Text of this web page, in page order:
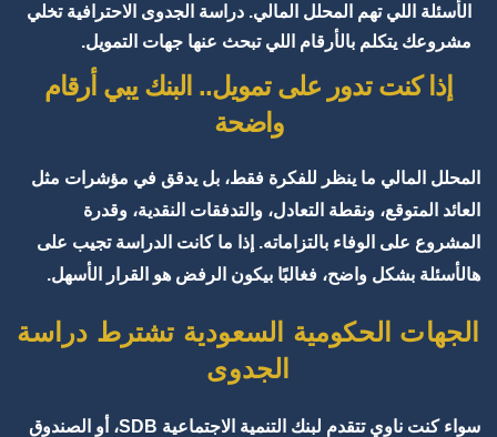
الأسئلة اللي تهم المحلل المالي. دراسة الجدوى الاحترافية تخلي
مشروعك يتكلم بالأرقام اللي تبحث عنها جهات التمويل.
إذا كنت تدور على تمويل.. البنك يبي أرقام
واضحة
المحلل المالي ما ينظر للفكرة فقط، بل يدقق في مؤشرات مثل
العائد المتوقع، ونقطة التعادل، والتدفقات النقدية، وقدرة
المشروع على الوفاء بالتزاماته. إذا ما كانت الدراسة تجيب على
هالأسئلة بشكل واضح، فغالبًا بيكون الرفض هو القرار الأسهل.
الجهات الحكومية السعودية تشترط دراسة
الجدوى
سواء كنت ناوي تتقدم لبنك التنمية الاجتماعية SDB، أو الصندوق